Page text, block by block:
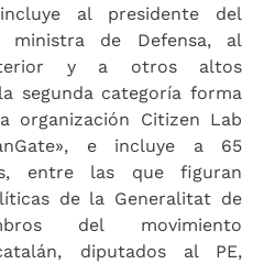
al presidente del
de Defensa, al
y a otros altos
segunda categoría forma
organización Citizen Lab
e incluye a 65
entre las que figuran
de la Generalitat de
del movimiento
diputados al PE,